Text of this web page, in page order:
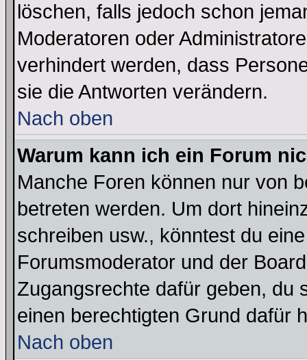
löschen, falls jedoch schon
Moderatoren oder
verhindert werden, dass
sie die Antworten verändern.
Nach oben
Warum kann ich ein Forum
Manche Foren können nur von
betreten werden. Um dort
schreiben usw., könntest du
Forumsmoderator und der
Zugangsrechte dafür geben, du
einen berechtigten Grund dafür
Nach oben